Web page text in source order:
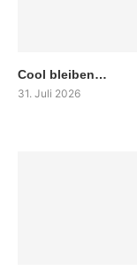
Cool bleiben…
31. Juli 2026